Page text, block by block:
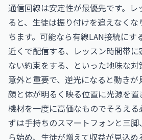
通信回線は安定性が最優先です。レ
ると、生徒は振り付けを追えなく
ちます。可能なら有線LAN接続にす
近くで配信する、レッスン時間帯
ない約束をする、といった地味な対
意外と重要で、逆光になると動きが
顔と体が明るく映る位置に光源を置
機材を一度に高価なものでそろえ
ずは手持ちのスマートフォンと三
ら始め、生徒が増えて収益が見込め